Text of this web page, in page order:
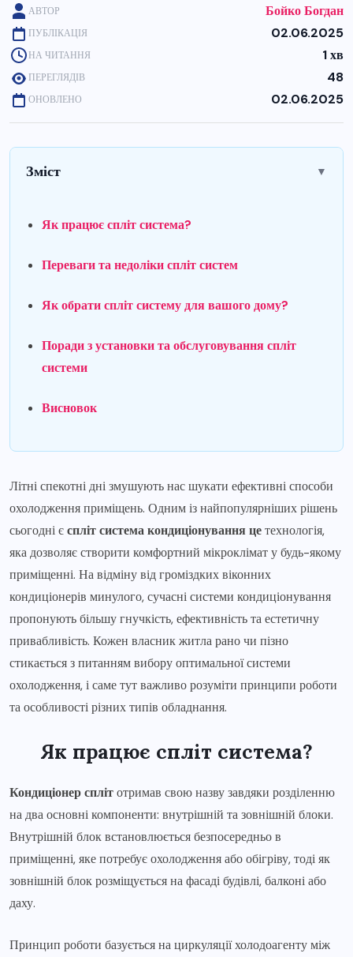
АВТОР Бойко Богдан
ПУБЛІКАЦІЯ 02.06.2025
НА ЧИТАННЯ 1 хв
ПЕРЕГЛЯДІВ 48
ОНОВЛЕНО 02.06.2025
Зміст ▼
Як працює спліт система?
Переваги та недоліки спліт систем
Як обрати спліт систему для вашого дому?
Поради з установки та обслуговування спліт
системи
Висновок
Літні спекотні дні змушують нас шукати ефективні способи
охолодження приміщень. Одним із найпопулярніших рішень
сьогодні єспліт система кондиціонування цетехнологія,
яка дозволяє створити комфортний мікроклімат у будь-якому
приміщенні. На відміну від громіздких віконних
кондиціонерів минулого, сучасні системи кондиціонування
пропонують більшу гнучкість, ефективність та естетичну
привабливість. Кожен власник житла рано чи пізно
стикається з питанням вибору оптимальної системи
охолодження, і саме тут важливо розуміти принципи роботи
та особливості різних типів обладнання.
Як працює спліт система?
Кондиціонер сплітотримав свою назву завдяки розділенню
на два основні компоненти: внутрішній та зовнішній блоки.
Внутрішній блок встановлюється безпосередньо в
приміщенні, яке потребує охолодження або обігріву, тоді як
зовнішній блок розміщується на фасаді будівлі, балконі або
даху.
Принцип роботи базується на циркуляції холодоагенту між